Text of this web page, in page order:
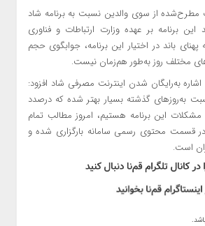
مطرح‌شده از سوی والدین نسبت به برنامه شاد
برنامه بر عهده وزارت ارتباطات و فناوری
باند در اختیار این برنامه، جوابگوی حجم
مختلف روز به‌طور هم‌زمان نیست.
به‌رایگان شدن اینترنت مصرفی شاد افزود:
به‌روزهای گذشته بسیار بهتر شده که درصدد
مشکلات این برنامه هستیم، امروز مطالب تمام
قسمت محتوی رسمی سامانه بارگزاری شده و
است.